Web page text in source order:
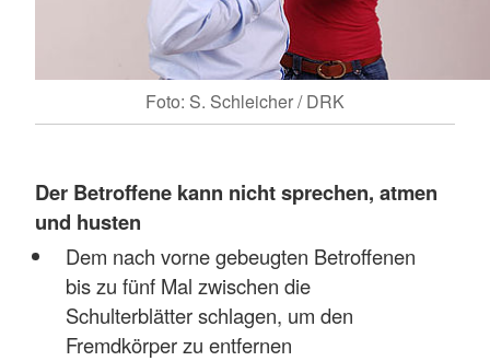
Foto: S. Schleicher / DRK
Der Betroffene kann nicht sprechen, atmen
und husten
Dem nach vorne gebeugten Betroffenen
bis zu fünf Mal zwischen die
Schulterblätter schlagen, um den
Fremdkörper zu entfernen